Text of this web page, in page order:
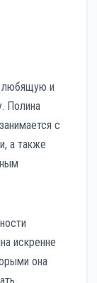
любящую и
Полина
с
а также
искренне
она